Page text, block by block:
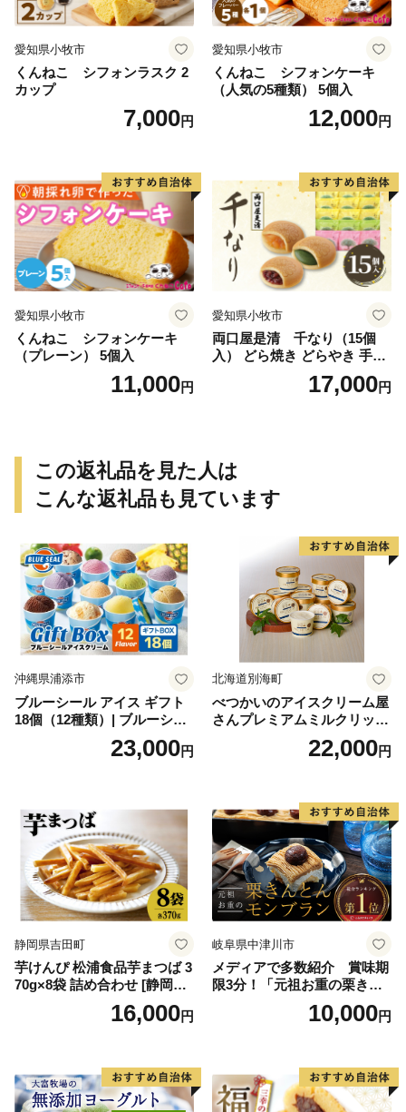
愛知県小牧市
くんねこ シフォンラスク 2
カップ
7,000円
愛知県小牧市
くんねこ シフォンケーキ
（人気の5種類） 5個入
12,000円
愛知県小牧市
くんねこ シフォンケーキ
（プレーン） 5個入
11,000円
愛知県小牧市
両口屋是清 千なり（15個
入） どら焼き どらやき 手土
産 お土産 土産 丹波大納言小
豆 抹茶 林檎 りんご 慶事 お
17,000円
この返礼品を見た人は
こんな返礼品も見ています
沖縄県浦添市
ブルーシール アイス ギフト
18個（12種類）| ブルーシー
ルアイス ブルーシールアイ
スクリーム 着日指定可能 送
誕生日 カップ 詰め合わせ バ
ラエティ | バニラ チョコレー
ト ストロベリー ピスタチオ
バニラ＆クッキー ウベ 沖縄
紅イモ 塩ちんすこう 沖縄シ
ークヮーサー 沖縄黒糖 琉球
ロイヤルミルクティ 沖縄パ
イン
23,000円
北海道別海町
べつかいのアイスクリーム屋
さんプレミアムミルクリッチ
12個（AP-01）（ 北海道アイ
ス 北海道産アイス アイス ア
道産アイス 道産アイスクリ
ーム ギフト 詰合せ 詰め合わ
せ ふるさと納税 ）
22,000円
静岡県吉田町
芋けんぴ 松浦食品芋まつば 3
70g×8袋 詰め合わせ [静岡伊
勢丹(松浦食品) 静岡県 吉田町
22424274] 芋ケンピ セット
16,000円
岐阜県中津川市
メディアで多数紹介 賞味期
限3分！「元祖お重の栗きん
とんモンブラン」 【未来の
ご褒美】スイーツ 栗 モンブ
子 菓子 F4N-2298
10,000円